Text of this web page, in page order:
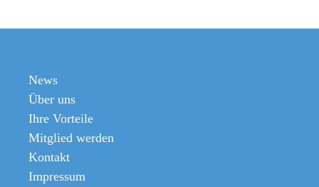
News
Über uns
Ihre Vorteile
Mitglied werden
Kontakt
Impressum